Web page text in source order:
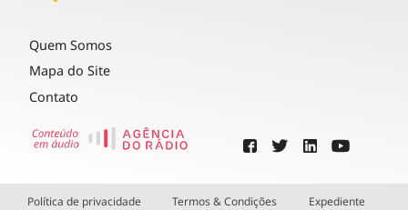
Quem Somos
Mapa do Site
Contato
Política de privacidade Termos & Condições Expediente